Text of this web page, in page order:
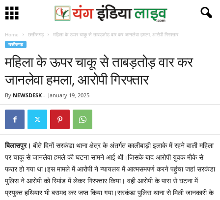
Home छत्तीसगढ़ महिला के ऊपर चाकू से ताबड़तोड़ वार कर जानलेवा हमला, आरोपी गिरफ्तार
छत्तीसगढ़
महिला के ऊपर चाकू से ताबड़तोड़ वार कर
जानलेवा हमला, आरोपी गिरफ्तार
By NEWSDESK - January 19, 2025
बिलासपुर। बीते दिनों सरकंडा थाना क्षेत्र के अंतर्गत कालीबाड़ी इलाके में रहने वाली महिला
पर चाकू से जानलेवा हमले की घटना सामने आई थी।जिसके बाद आरोपी युवक मौके से
फरार हो गया था।इस मामले में आरोपी ने न्यायलय में आत्मसमपर्ण करने पहुंचा जहां सरकंडा
पुलिस ने आरोपी को रिमांड में लेकर गिरफ्तार किया। वही आरोपी के पास से घटना में
प्रयुक्त हथियार भी बरामद कर जप्त किया गया।सरकंडा पुलिस थाना से मिली जानकारी के